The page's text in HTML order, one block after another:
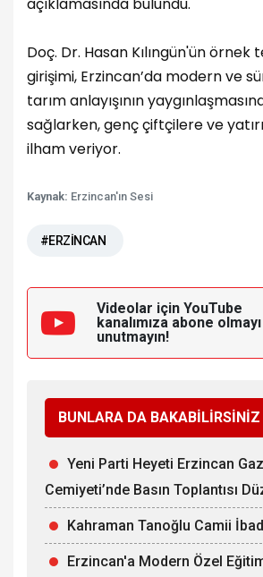
Doç. Dr. Hasan Kılıngün'ün örnek
girişimi, Erzincan’da modern ve
tarım anlayışının
sağlarken, genç çiftçilere ve
ilham veriyor.
Kaynak: Erzincan'ın Sesi
#ERZİNCAN
Videolar için YouTube
kanalımıza abone olmayı
unutmayın!
BUNLARA DA BAKABİLİRSİNİZ
Yeni Parti Heyeti Erzincan
Cemiyeti’nde Basın Toplantısı
Kahraman Tanoğlu Camii
Erzincan'a Modern Özel